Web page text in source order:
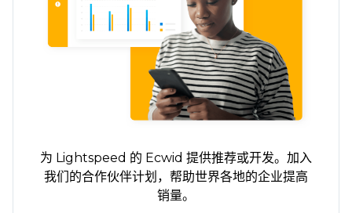
为 Lightspeed 的 Ecwid 提供推荐或开发。加入
我们的合作伙伴计划，帮助世界各地的企业提高
销量。